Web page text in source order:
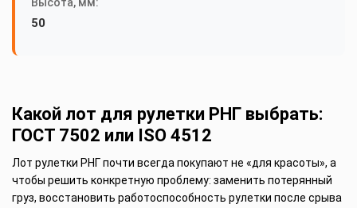
Высота, мм:
50
Какой лот для рулетки РНГ выбрать:
ГОСТ 7502 или ISO 4512
Лот рулетки РНГ почти всегда покупают не «для красоты», а
чтобы решить конкретную проблему: заменить потерянный
груз, восстановить работоспособность рулетки после срыва